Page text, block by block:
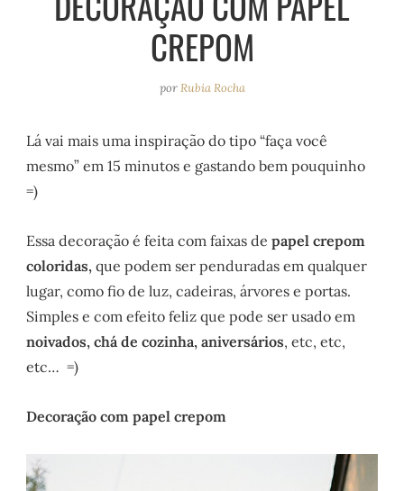
e
a
m
k
e
CREPOM
porRubia Rocha
Lá vai mais uma inspiração do tipo “faça você
mesmo” em 15 minutos e gastando bem pouquinho
=)
Essa decoração é feita com faixas depapel crepom
coloridas, que podem ser penduradas em qualquer
lugar, como fio de luz, cadeiras, árvores e portas.
Simples e com efeito feliz que pode ser usado em
noivados, chá de cozinha, aniversários, etc, etc,
etc… =)
Decoração com papel crepom